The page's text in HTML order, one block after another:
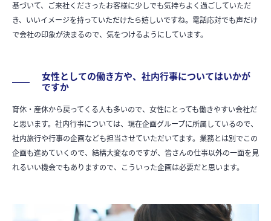
基づいて、ご来社くださったお客様に少しでも気持ちよく過ごしていただ
き、いいイメージを持っていただけたら嬉しいですね。電話応対でも声だけ
で会社の印象が決まるので、気をつけるようにしています。
女性としての働き方や、社内行事についてはいかが
ですか
育休・産休から戻ってくる人も多いので、女性にとっても働きやすい会社だ
と思います。社内行事については、現在企画グループに所属しているので、
社内旅行や行事の企画なども担当させていただいてます。業務とは別でこの
企画も進めていくので、結構大変なのですが、皆さんの仕事以外の一面を見
れるいい機会でもありますので、こういった企画は必要だと思います。